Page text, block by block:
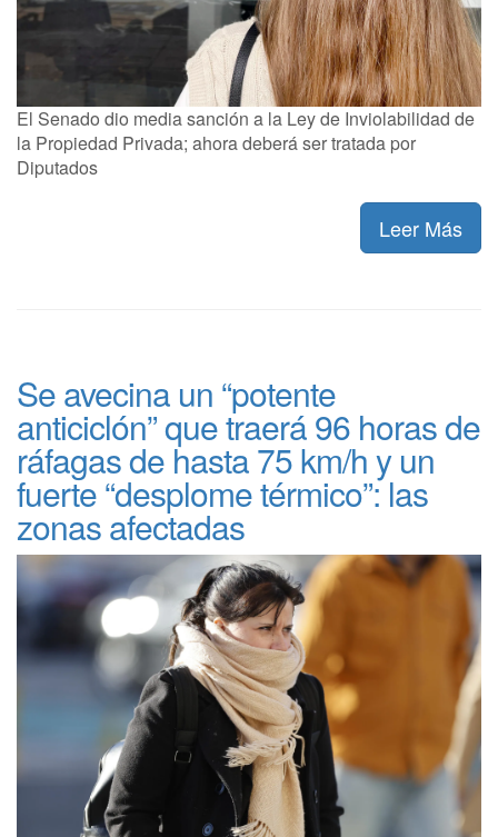
El Senado dio media sanción a la Ley de Inviolabilidad de
la Propiedad Privada; ahora deberá ser tratada por
Diputados
Leer Más
Se avecina un “potente
anticiclón” que traerá 96 horas de
ráfagas de hasta 75 km/h y un
fuerte “desplome térmico”: las
zonas afectadas